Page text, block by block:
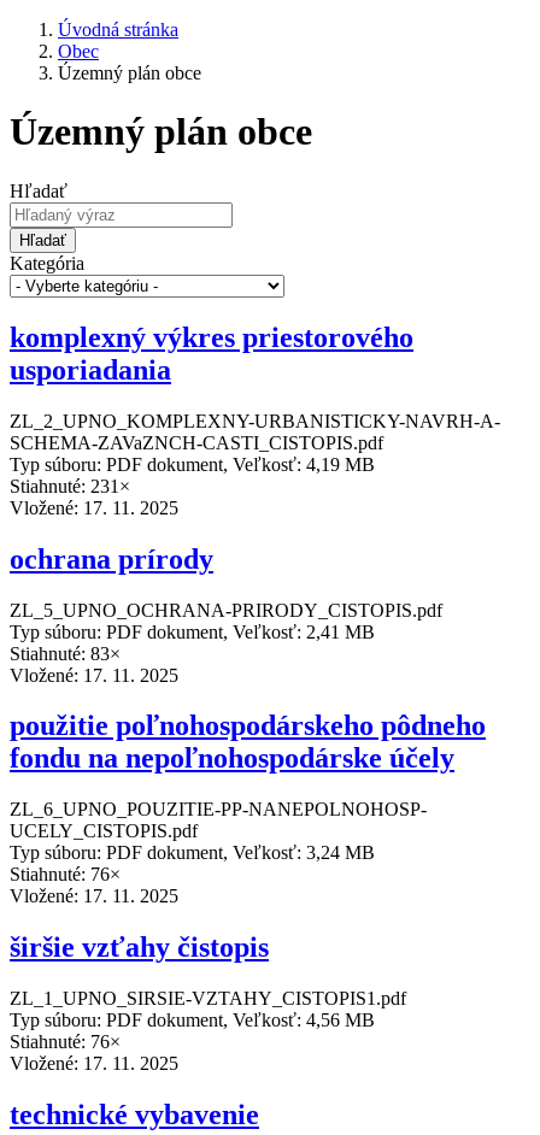
Úvodná stránka
Obec
Územný plán obce
Územný plán obce
Hľadať
Hľadať
Kategória
komplexný výkres priestorového
usporiadania
ZL_2_UPNO_KOMPLEXNY-URBANISTICKY-NAVRH-A-
SCHEMA-ZAVaZNCH-CASTI_CISTOPIS.pdf
Typ súboru: PDF dokument, Veľkosť: 4,19 MB
Stiahnuté: 231×
Vložené: 17. 11. 2025
ochrana prírody
ZL_5_UPNO_OCHRANA-PRIRODY_CISTOPIS.pdf
Typ súboru: PDF dokument, Veľkosť: 2,41 MB
Stiahnuté: 83×
Vložené: 17. 11. 2025
použitie poľnohospodárskeho pôdneho
fondu na nepoľnohospodárske účely
ZL_6_UPNO_POUZITIE-PP-NANEPOLNOHOSP-
UCELY_CISTOPIS.pdf
Typ súboru: PDF dokument, Veľkosť: 3,24 MB
Stiahnuté: 76×
Vložené: 17. 11. 2025
širšie vzťahy čistopis
ZL_1_UPNO_SIRSIE-VZTAHY_CISTOPIS1.pdf
Typ súboru: PDF dokument, Veľkosť: 4,56 MB
Stiahnuté: 76×
Vložené: 17. 11. 2025
technické vybavenie